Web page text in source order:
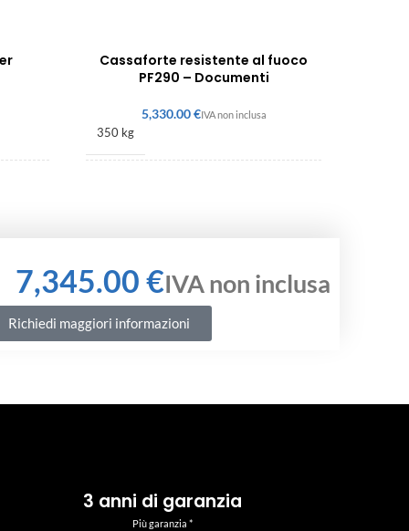
Cassaforte resistente al fuoco
PF290 – Documenti
€
350 kg
€
Richiedi maggiori informazioni
3 anni di garanzia
Più garanzia *